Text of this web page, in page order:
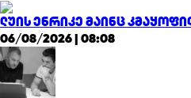
ლუის ენრიკე მაინც
06/08/2026 | 08:08